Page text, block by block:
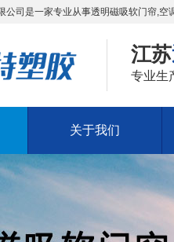
公司是一家专业从事透明磁吸软门帘,
江苏
专业生
关于我们